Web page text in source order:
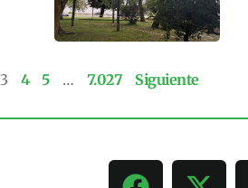
3 4 5 … 7.027 Siguiente